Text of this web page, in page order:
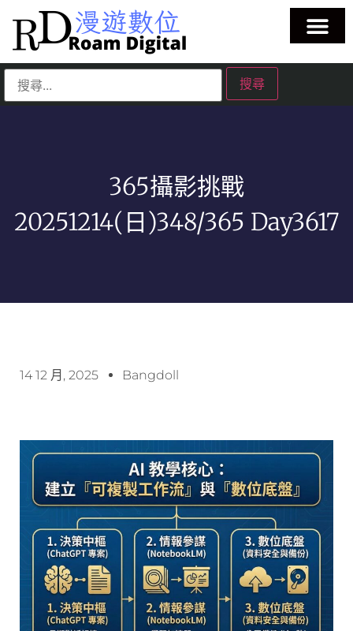
365攝影挑戰
20251214(日)348/365 Day3617
14 12 月, 2025 Bangdoll